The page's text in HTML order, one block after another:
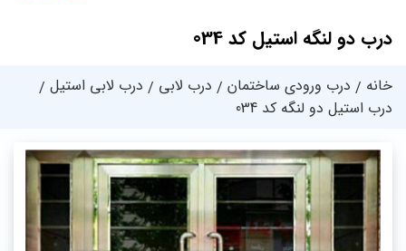
درب دو لنگه استیل کد 034
خانه درب ورودی ساختمان درب لابی
درب لابی استیل
درب استیل دو لنگه کد 034